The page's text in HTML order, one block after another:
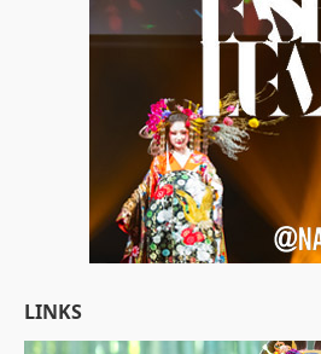
LINKS